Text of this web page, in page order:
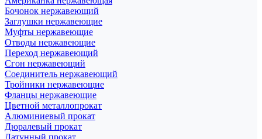
Бочонок нержавеющий
Заглушки нержавеющие
Муфты нержавеющие
Отводы нержавеющие
Переход нержавеющий
Сгон нержавеющий
Соединитель нержавеющий
Тройники нержавеющие
Фланцы нержавеющие
Цветной металлопрокат
Алюминиевый прокат
Дюралевый прокат
Латунный прокат